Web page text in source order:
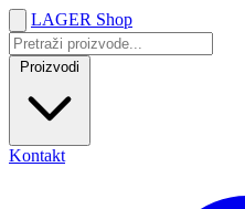
LAGER Shop
Proizvodi
Kontakt